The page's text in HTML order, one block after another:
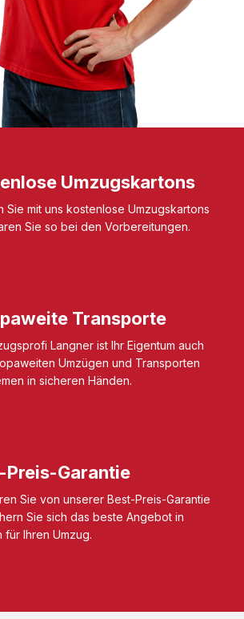
Umzugskartons
Sie mit uns kostenlose Umzugskartons
Sie so bei den Vorbereitungen.
Transporte
Langner ist Ihr Eigentum auch
Umzügen und Transporten
in sicheren Händen.
Preis-Garantie
Sie von unserer Best-Preis-Garantie
Sie sich das beste Angebot in
für Ihren Umzug.